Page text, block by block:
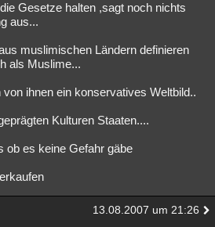
Gesetze halten ,sagt noch nichts
aus...
muslimischen Ländern definieren
als Muslime...
ihnen ein konservatives Weltbild..
Kulturen Staaten....
ob es keine Gefahr gäbe
13.08.2007 um 21:26